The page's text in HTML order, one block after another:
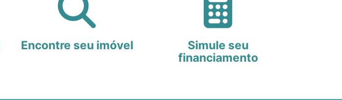
Encontre seu imóvel
Simule seu
financiamento